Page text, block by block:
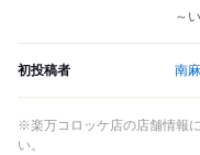
～
初投稿者 南
※楽万コロッケ店の店舗情報
い。